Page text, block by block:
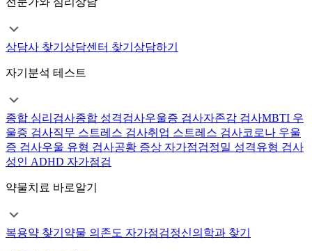
상담사 찾기 상담센터 찾기 상담하기
자기분석 테스트
종합 심리검사종합 성격검사우울증 검사자존감 검사MBTI 우
울증 검사직무 스트레스 검사취업 스트레스 검사코로나 우울
증 검사우울 유형 검사공황 증상 자가점검정밀 성격유형 검사
성인 ADHD 자가점검
약물치료 바로알기
복용약 찾기 약물 의존도 자가점검정신의학과 찾기